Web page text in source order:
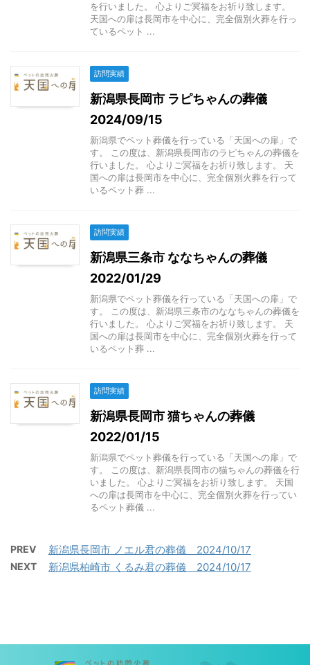
を行いました。 心よりご冥福をお祈り致します。
天国への扉は長岡市を中心に、完全個別火葬を行っ
ているペット ...
訪問実績
新潟県長岡市 ラピちゃんの葬儀
2024/09/15
新潟県でペット葬儀を行っている「天国への扉」で
す。 この度は、新潟県長岡市のラピちゃんの葬儀を
行いました。 心よりご冥福をお祈り致します。 天
国への扉は長岡市を中心に、完全個別火葬を行って
いるペット葬 ...
訪問実績
新潟県三条市 ななちゃんの葬儀
2022/01/29
新潟県でペット葬儀を行っている「天国への扉」で
す。 この度は、新潟県三条市のななちゃんの葬儀を
行いました。 心よりご冥福をお祈り致します。 天
国への扉は長岡市を中心に、完全個別火葬を行って
いるペット葬 ...
訪問実績
新潟県長岡市 猫ちゃんの葬儀
2022/01/15
新潟県でペット葬儀を行っている「天国への扉」で
す。 この度は、新潟県長岡市の猫ちゃんの葬儀を行
いました。 心よりご冥福をお祈り致します。 天国
への扉は長岡市を中心に、完全個別火葬を行ってい
るペット葬儀 ...
PREV 新潟県長岡市 ノエル君の葬儀 2024/10/17
NEXT 新潟県柏崎市 くるみ君の葬儀 2024/10/17